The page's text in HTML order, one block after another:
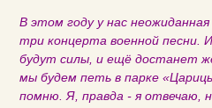
В этом году у нас
три концерта военной песни.
будут силы, и ещё достанет
мы будем петь в парке
помню. Я, правда - я отвечаю,